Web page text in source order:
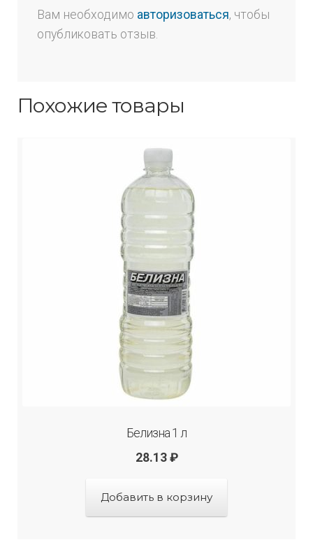
Вам необходимо авторизоваться, чтобы
опубликовать отзыв.
Похожие товары
Белизна 1 л
28.13 ₽
Добавить в корзину